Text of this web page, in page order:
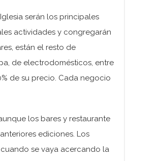
serán los principales
actividades y congregarán
están el resto de
de electrodomésticos, entre
de su precio. Cada negocio
los bares y restaurante
ediciones. Los
se vaya acercando la